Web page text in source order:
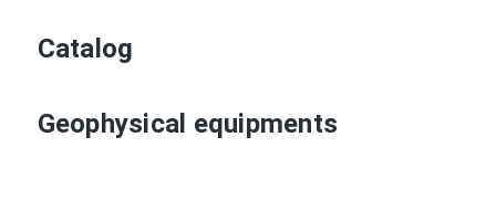
Catalog
Geophysical equipments